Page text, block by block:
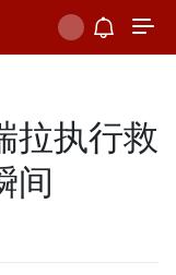
拉执行救
间